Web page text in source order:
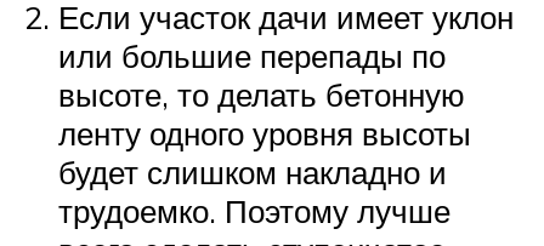
Если участок дачи имеет уклон
или большие перепады по
высоте, то делать бетонную
ленту одного уровня высоты
будет слишком накладно и
трудоемко. Поэтому лучше